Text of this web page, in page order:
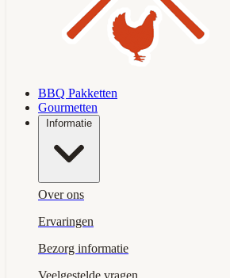
BBQ Pakketten
Gourmetten
Informatie
Over ons
Ervaringen
Bezorg informatie
Veelgestelde vragen